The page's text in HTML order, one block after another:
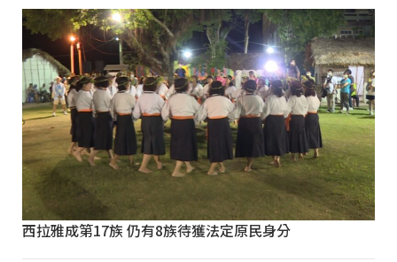
西拉雅成第17族 仍有8族待獲法定原民身分